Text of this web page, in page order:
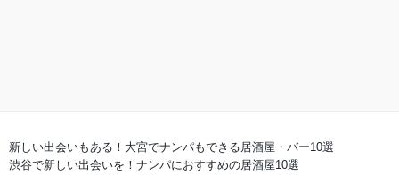
新しい出会いもある！大宮でナンパもできる居酒屋・バー10選
渋谷で新しい出会いを！ナンパにおすすめの居酒屋10選